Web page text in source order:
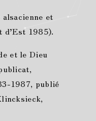
et
d’Est 1985).
et le Dieu
1987, publié